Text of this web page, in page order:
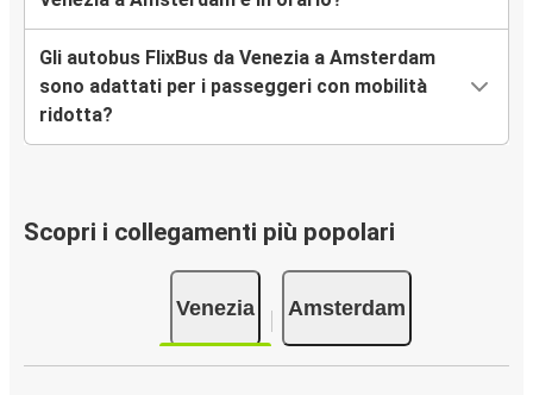
Gli autobus FlixBus da Venezia a Amsterdam
sono adattati per i passeggeri con mobilità
ridotta?
Scopri i collegamenti più popolari
Venezia Amsterdam